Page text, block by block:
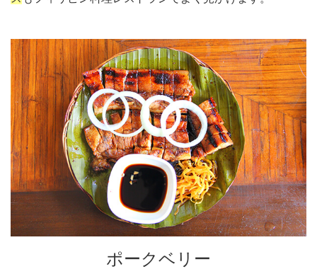
ポークベリー